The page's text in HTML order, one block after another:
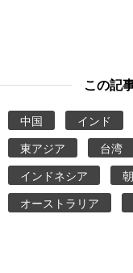
この記
中国 インド
東アジア
台湾
インドネシア
オーストラリア